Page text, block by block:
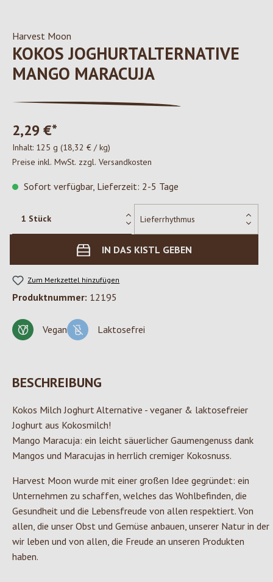
Harvest Moon
KOKOS JOGHURTALTERNATIVE
MANGO MARACUJA
2,29 €*
Inhalt: 125 g (18,32 € / kg)
Preise inkl. MwSt. zzgl. Versandkosten
Sofort verfügbar, Lieferzeit: 2-5 Tage
IN DAS KISTL GEBEN
Zum Merkzettel hinzufügen
Produktnummer: 12195
Vegan Laktosefrei
BESCHREIBUNG
Kokos Milch Joghurt Alternative - veganer & laktosefreier
Joghurt aus Kokosmilch!
Mango Maracuja: ein leicht säuerlicher Gaumengenuss dank
Mangos und Maracujas in herrlich cremiger Kokosnuss.
Harvest Moon wurde mit einer großen Idee gegründet: ein
Unternehmen zu schaffen, welches das Wohlbefinden, die
Gesundheit und die Lebensfreude von allen respektiert. Von
allen, die unser Obst und Gemüse anbauen, unserer Natur in der
wir leben und von allen, die Freude an unseren Produkten
haben.